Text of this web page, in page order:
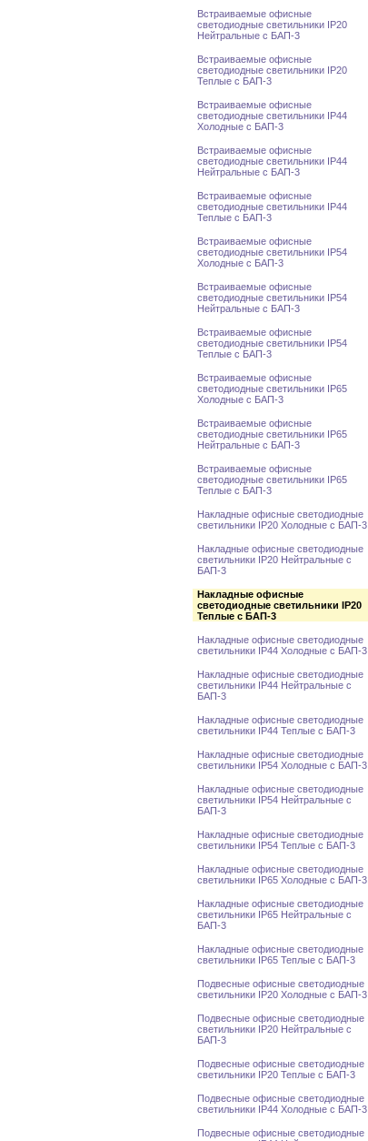
Встраиваемые офисные
светодиодные светильники IP20
Нейтральные с БАП-3
Встраиваемые офисные
светодиодные светильники IP20
Теплые с БАП-3
Встраиваемые офисные
светодиодные светильники IP44
Холодные с БАП-3
Встраиваемые офисные
светодиодные светильники IP44
Нейтральные с БАП-3
Встраиваемые офисные
светодиодные светильники IP44
Теплые с БАП-3
Встраиваемые офисные
светодиодные светильники IP54
Холодные с БАП-3
Встраиваемые офисные
светодиодные светильники IP54
Нейтральные с БАП-3
Встраиваемые офисные
светодиодные светильники IP54
Теплые с БАП-3
Встраиваемые офисные
светодиодные светильники IP65
Холодные с БАП-3
Встраиваемые офисные
светодиодные светильники IP65
Нейтральные с БАП-3
Встраиваемые офисные
светодиодные светильники IP65
Теплые с БАП-3
Накладные офисные светодиодные
светильники IP20 Холодные с БАП-3
Накладные офисные светодиодные
светильники IP20 Нейтральные с
БАП-3
Накладные офисные
светодиодные светильники IP20
Теплые с БАП-3
Накладные офисные светодиодные
светильники IP44 Холодные с БАП-3
Накладные офисные светодиодные
светильники IP44 Нейтральные с
БАП-3
Накладные офисные светодиодные
светильники IP44 Теплые с БАП-3
Накладные офисные светодиодные
светильники IP54 Холодные с БАП-3
Накладные офисные светодиодные
светильники IP54 Нейтральные с
БАП-3
Накладные офисные светодиодные
светильники IP54 Теплые с БАП-3
Накладные офисные светодиодные
светильники IP65 Холодные с БАП-3
Накладные офисные светодиодные
светильники IP65 Нейтральные с
БАП-3
Накладные офисные светодиодные
светильники IP65 Теплые с БАП-3
Подвесные офисные светодиодные
светильники IP20 Холодные с БАП-3
Подвесные офисные светодиодные
светильники IP20 Нейтральные с
БАП-3
Подвесные офисные светодиодные
светильники IP20 Теплые с БАП-3
Подвесные офисные светодиодные
светильники IP44 Холодные с БАП-3
Подвесные офисные светодиодные